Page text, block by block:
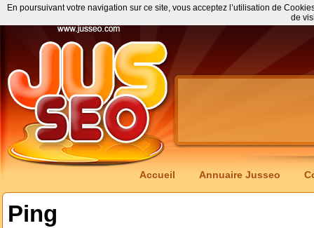
Accueil Annuaire Jusseo
Ping
En poursuivant votre navigation sur ce site, vous acceptez l’utilisation de
de